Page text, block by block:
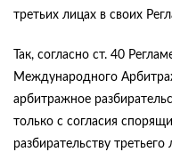
третьих лицах в своих
Так, согласно ст. 40
Международного
арбитражное
только с согласия
разбирательству